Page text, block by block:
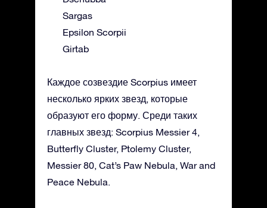
Sargas
Epsilon Scorpii
Girtab
Каждое созвездие Scorpius имеет
несколько ярких звезд, которые
образуют его форму. Среди таких
главных звезд: Scorpius Messier 4,
Butterfly Cluster, Ptolemy Cluster,
Messier 80, Cat’s Paw Nebula, War and
Peace Nebula.